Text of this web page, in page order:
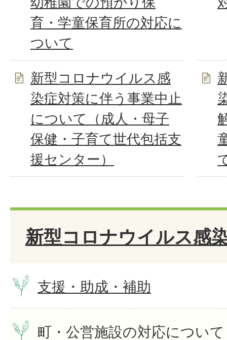
育・学童保育所の対応に
ついて
新型コロナウイルス感
染症対策に伴う事業中止
について（成人・母子
保健・子育て世代包括支
援センター）
新型コロナウイルス感
支援・助成・補助
町・公営施設の対応について